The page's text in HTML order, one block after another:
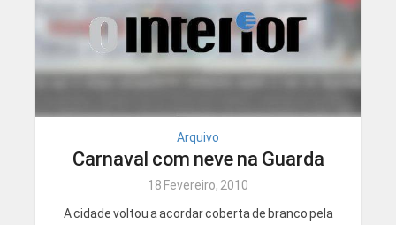
Arquivo
Carnaval com neve na Guarda
18 Fevereiro, 2010
A cidade voltou a acordar coberta de branco pela